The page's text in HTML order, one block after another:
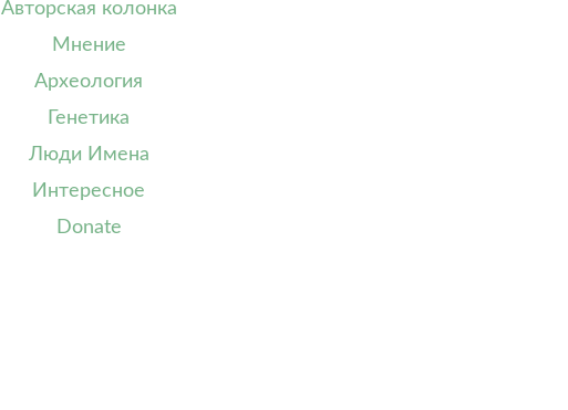
Авторская колонка
Мнение
Археология
Генетика
Люди Имена
Интересное
Donate